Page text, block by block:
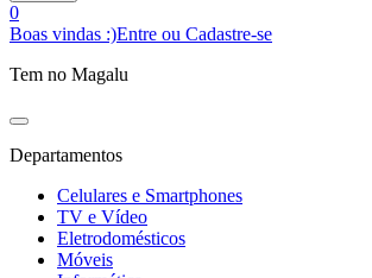
0
Boas vindas :)Entre ou Cadastre-se
Tem no Magalu
Departamentos
Celulares e Smartphones
TV e Vídeo
Eletrodomésticos
Móveis